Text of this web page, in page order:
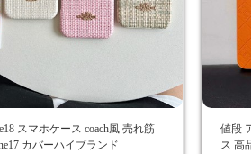
スマホケース coach風 売れ筋
カバーハイブランド
値段
ス 高